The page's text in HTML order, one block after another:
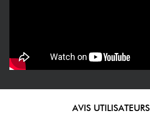
AVIS UTILISATEURS